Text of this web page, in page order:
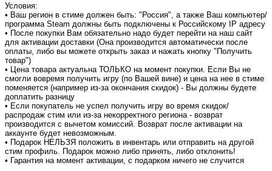
Условия:
• Ваш регион в стиме должен быть: "Россия", а также Ваш компьютер/
программа Steam должны быть подключены к Российскому IP адресу
• После покупки Вам обязательно надо будет перейти на наш сайт
для активации доставки (Она производится автоматически после
оплаты, либо вы можете открыть заказ и нажать кнопку "Получить
товар")
• Цена товара актуальна ТОЛЬКО на момент покупки. Если Вы не
смогли вовремя получить игру (по Вашей вине) и цена на нее в стиме
поменяется (например из-за окончания скидок) - Вы должны будете
доплатить разницу
• Если покупатель не успел получить игру во время скидок/
распродаж стим или из-за некорректного региона - возврат
производится с вычетом комиссий. Возврат после активации на
аккаунте будет невозможным.
• Подарок НЕЛЬЗЯ положить в инвентарь или отправить на другой
стим профиль. Подарок можно либо принять, либо отклонить!
• Гарантия на момент активации, с подарком ничего не случится